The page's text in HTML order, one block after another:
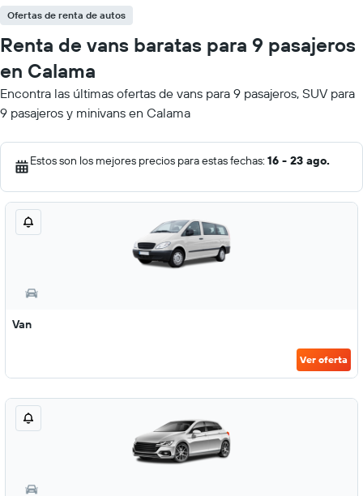
Ofertas de renta de autos
Renta de vans baratas para 9 pasajeros
en Calama
Encontra las últimas ofertas de vans para 9 pasajeros, SUV para
9 pasajeros y minivans en Calama
Estos son los mejores precios para estas fechas: 16 - 23 ago.
Van
Ver oferta